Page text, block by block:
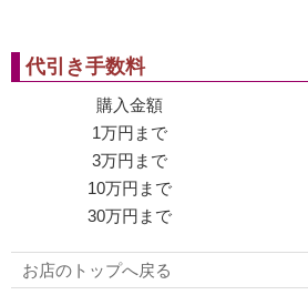
代引き手数料
購入金額
1万円まで
3万円まで
10万円まで
30万円まで
お店のトップへ戻る